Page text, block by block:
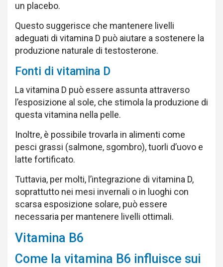
un placebo.
Questo suggerisce che mantenere livelli
adeguati di vitamina D può aiutare a sostenere la
produzione naturale di testosterone.
Fonti di vitamina D
La vitamina D può essere assunta attraverso
l’esposizione al sole, che stimola la produzione di
questa vitamina nella pelle.
Inoltre, è possibile trovarla in alimenti come
pesci grassi (salmone, sgombro), tuorli d’uovo e
latte fortificato.
Tuttavia, per molti, l’integrazione di vitamina D,
soprattutto nei mesi invernali o in luoghi con
scarsa esposizione solare, può essere
necessaria per mantenere livelli ottimali.
Vitamina B6
Come la vitamina B6 influisce sui